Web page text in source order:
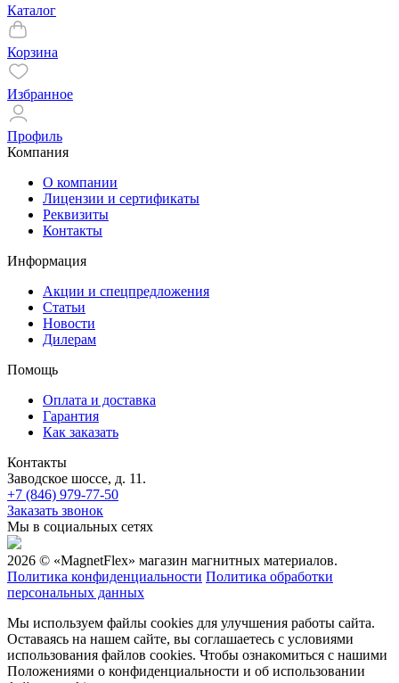
Каталог
Корзина
Избранное
Профиль
Компания
О компании
Лицензии и сертификаты
Реквизиты
Контакты
Информация
Акции и спецпредложения
Статьи
Новости
Дилерам
Помощь
Оплата и доставка
Гарантия
Как заказать
Контакты
Заводское шоссе, д. 11.
+7 (846) 979-77-50
Заказать звонок
Мы в социальных сетях
2026 © «MagnetFlex» магазин магнитных материалов.
Политика конфиденциальности Политика обработки
персональных данных
Мы используем файлы cookies для улучшения работы сайта.
Оставаясь на нашем сайте, вы соглашаетесь с условиями
использования файлов cookies. Чтобы ознакомиться с нашими
Положениями о конфиденциальности и об использовании